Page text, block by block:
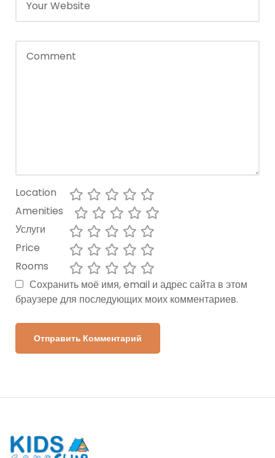
Location
Amenities
Услуги
Price
Rooms
Сохранить моё имя, email и адрес сайта в этом
браузере для последующих моих комментариев.